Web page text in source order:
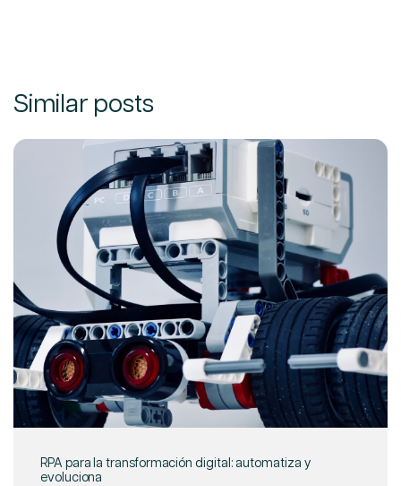
Similar posts
RPA para la transformación digital: automatiza y
evoluciona